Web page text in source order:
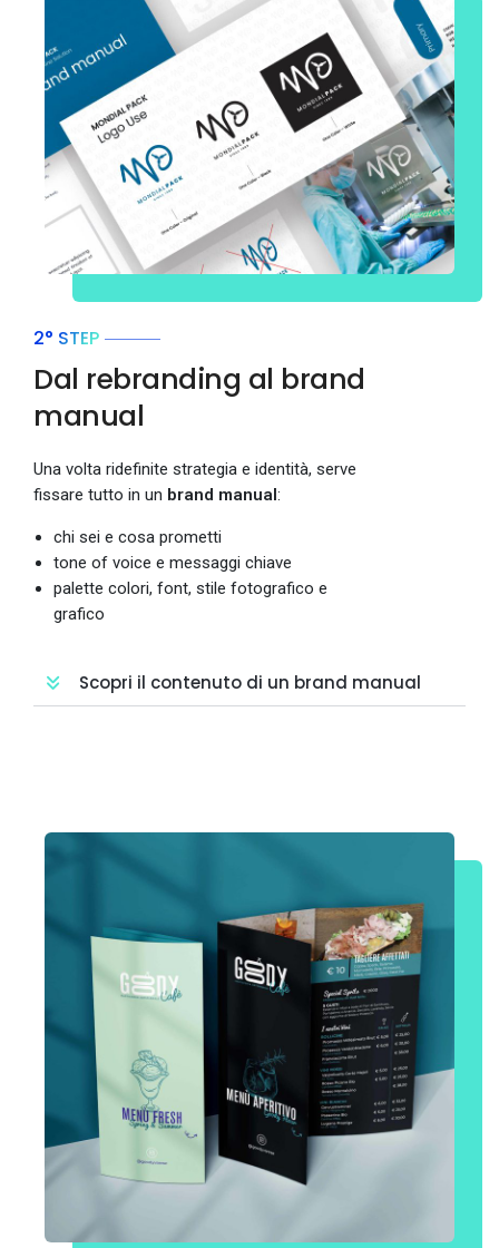
2° STEP
Dal rebranding al brand
manual
Una volta ridefinite strategia e identità, serve
fissare tutto in un brand manual:
chi sei e cosa prometti
tone of voice e messaggi chiave
palette colori, font, stile fotografico e
grafico
Scopri il contenuto di un brand manual